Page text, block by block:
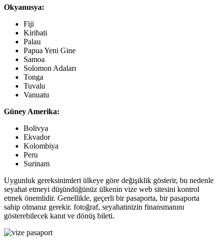
Okyanusya:
Fiji
Kiribati
Palau
Papua Yeni Gine
Samoa
Solomon Adaları
Tonga
Tuvalu
Vanuatu
Güney Amerika:
Bolivya
Ekvador
Kolombiya
Peru
Surinam
Uygunluk gereksinimleri ülkeye göre değişiklik gösterir, bu nedenle
seyahat etmeyi düşündüğünüz ülkenin vize web sitesini kontrol
etmek önemlidir. Genellikle, geçerli bir pasaporta, bir pasaporta
sahip olmanız gerekir. fotoğraf, seyahatinizin finansmanını
gösterebilecek kanıt ve dönüş bileti.